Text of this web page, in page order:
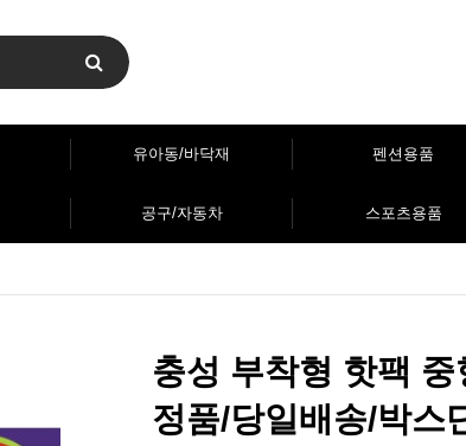
유아동/바닥재 펜션용품
공구/자동차 스포츠용품
충성 부착형 핫팩
정품/당일배송/박스